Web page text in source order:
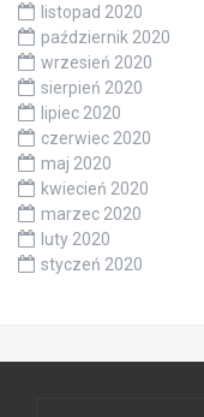
listopad 2020
październik 2020
wrzesień 2020
sierpień 2020
lipiec 2020
czerwiec 2020
maj 2020
kwiecień 2020
marzec 2020
luty 2020
styczeń 2020